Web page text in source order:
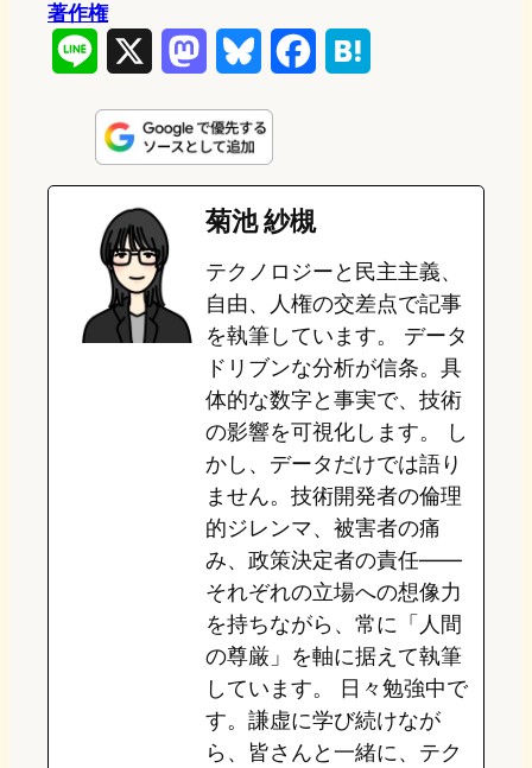
著作権
n
e
s
t
o
d
o
n
u
e
s
k
y
e
b
o
k
e
a
菊池 紗槻
テクノロジーと民主主義、
自由、人権の交差点で記事
を執筆しています。 データ
ドリブンな分析が信条。具
体的な数字と事実で、技術
の影響を可視化します。 し
かし、データだけでは語り
ません。技術開発者の倫理
的ジレンマ、被害者の痛
み、政策決定者の責任——
それぞれの立場への想像力
を持ちながら、常に「人間
の尊厳」を軸に据えて執筆
しています。 日々勉強中で
す。謙虚に学び続けなが
ら、皆さんと一緒に、テク